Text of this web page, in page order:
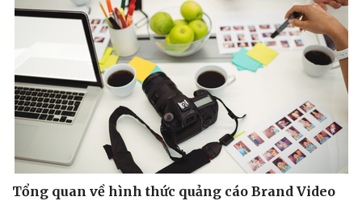
Lịch thi đấu bóng đá
Thế giới thể thao
eSports
Hậu trường
Ô tô - Xe máy
Ô tô
Xe máy
Tư vấn
Tổng quan về hình thức quảng cáo Brand Video